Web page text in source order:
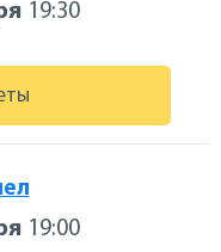
19:30
19:00